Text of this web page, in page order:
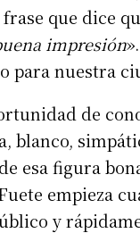
que dice
impresión
para nuestra
de
blanco,
esa figura
empieza
y